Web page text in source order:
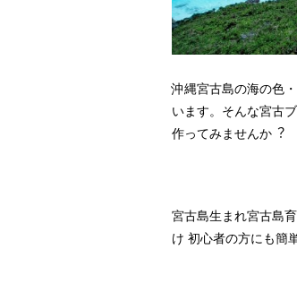
沖縄宮古島の海の色
います。そんな宮古
作ってみませんか︖
宮古島生まれ宮古島
け 初心者の方にも簡